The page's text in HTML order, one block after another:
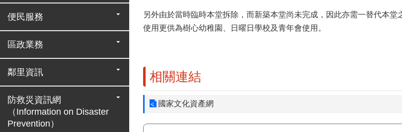
便民服務
區政業務
鄰里資訊
防救災資訊網
（Information on Disaster
Prevention）
另外由於當時臨時本堂拆除，而新築本堂尚未完成，因此亦需一替代本
使用更供為樹心幼稚園、日曜日學校及青年會使用。
相關連結
國家文化資產網